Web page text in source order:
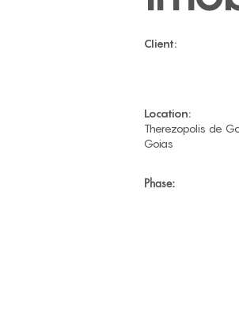
Client:
Phase:
Location:
Therezopolis de
Goias